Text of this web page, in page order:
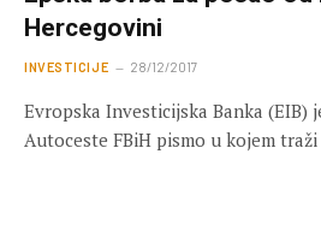
Hercegovini
INVESTICIJE 28/12/2017
Evropska Investicijska Banka (EIB)
Autoceste FBiH pismo u kojem